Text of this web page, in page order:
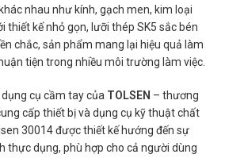
nhau như kính, gạch men, kim loại
thiết kế nhỏ gọn, lưỡi thép SK5 sắc bén
chắc, sản phẩm mang lại hiệu quả làm
tiện trong nhiều môi trường làm việc.
cụ cầm tay của TOLSEN – thương
cấp thiết bị và dụng cụ kỹ thuật chất
30014 được thiết kế hướng đến sự
thực dụng, phù hợp cho cả người dùng